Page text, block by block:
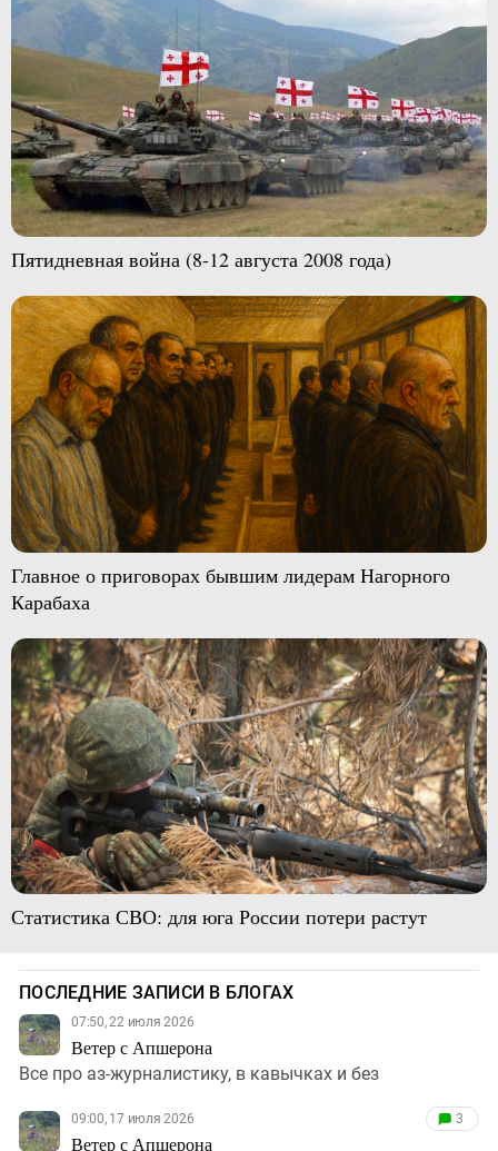
Пятидневная война (8-12 августа 2008 года)
Главное о приговорах бывшим лидерам Нагорного
Карабаха
Статистика СВО: для юга России потери растут
ПОСЛЕДНИЕ ЗАПИСИ В БЛОГАХ
07:50, 22 июля 2026
Ветер с Апшерона
Все про аз-журналистику, в кавычках и без
09:00, 17 июля 2026
Ветер с Апшерона
3